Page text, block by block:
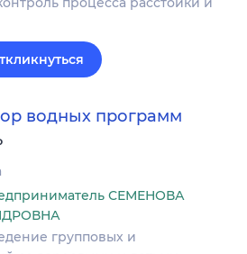
водных программ
СЕМЕНОВА
групповых и